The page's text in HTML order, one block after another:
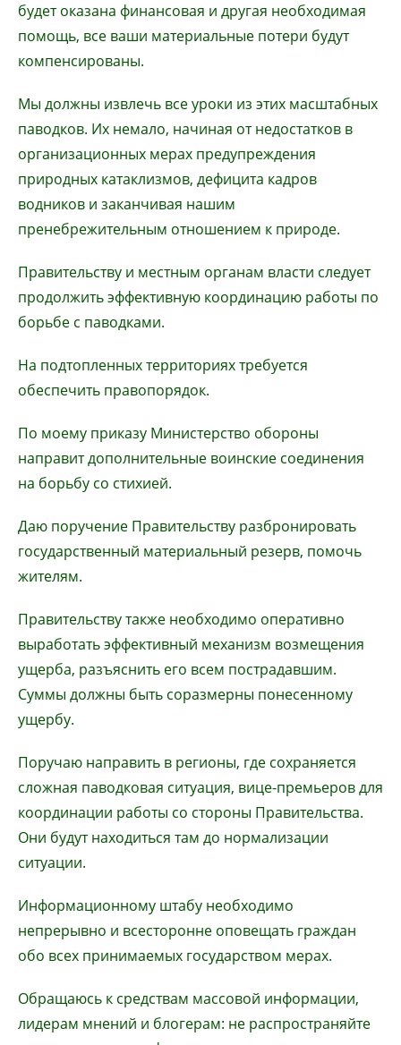
будет оказана финансовая и другая необходимая
помощь, все ваши материальные потери будут
компенсированы.
Мы должны извлечь все уроки из этих масштабных
паводков. Их немало, начиная от недостатков в
организационных мерах предупреждения
природных катаклизмов, дефицита кадров
водников и заканчивая нашим
пренебрежительным отношением к природе.
Правительству и местным органам власти следует
продолжить эффективную координацию работы по
борьбе с паводками.
На подтопленных территориях требуется
обеспечить правопорядок.
По моему приказу Министерство обороны
направит дополнительные воинские соединения
на борьбу со стихией.
Даю поручение Правительству разбронировать
государственный материальный резерв, помочь
жителям.
Правительству также необходимо оперативно
выработать эффективный механизм возмещения
ущерба, разъяснить его всем пострадавшим.
Суммы должны быть соразмерны понесенному
ущербу.
Поручаю направить в регионы, где сохраняется
сложная паводковая ситуация, вице-премьеров для
координации работы со стороны Правительства.
Они будут находиться там до нормализации
ситуации.
Информационному штабу необходимо
непрерывно и всесторонне оповещать граждан
обо всех принимаемых государством мерах.
Обращаюсь к средствам массовой информации,
лидерам мнений и блогерам: не распространяйте